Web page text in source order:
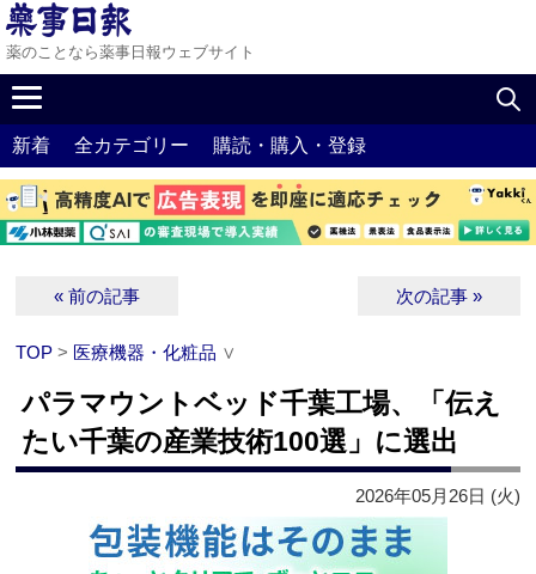
薬のことなら薬事日報ウェブサイト
新着 全カテゴリー 購読・購入・登録
« 前の記事 次の記事 »
TOP > 医療機器・化粧品 ∨
パラマウントベッド千葉工場、「伝え
たい千葉の産業技術100選」に選出
2026年05月26日 (火)